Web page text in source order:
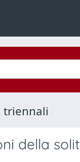
triennali
della